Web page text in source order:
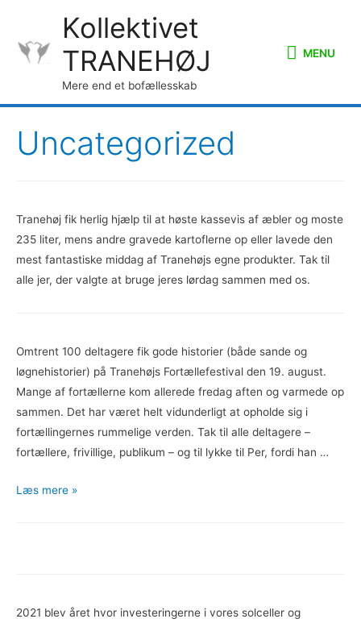
Kollektivet
TRANEHØJ
Mere end et bofællesskab
MENU
MENU
Uncategorized
Tranehøj fik herlig hjælp til at høste kassevis af æbler og moste
235 liter, mens andre gravede kartoflerne op eller lavede den
mest fantastiske middag af Tranehøjs egne produkter. Tak til
alle jer, der valgte at bruge jeres lørdag sammen med os.
Omtrent 100 deltagere fik gode historier (både sande og
løgnehistorier) på Tranehøjs Fortællefestival den 19. august.
Mange af fortællerne kom allerede fredag aften og varmede op
sammen. Det har været helt vidunderligt at opholde sig i
fortællingernes rummelige verden. Tak til alle deltagere –
fortællere, frivillige, publikum – og til lykke til Per, fordi han …
Fortællefestival
Læs mere »
2021 blev året hvor investeringerne i vores solceller og